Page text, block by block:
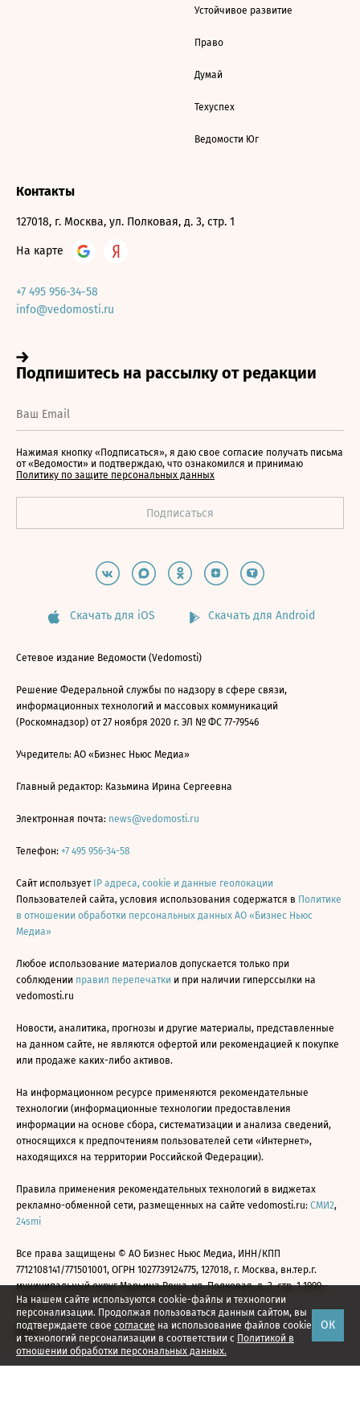
На нашем сайте используются cookie-файлы и технологии
персонализации. Продолжая пользоваться данным сайтом, вы
подтверждаете свое согласие на использование файлов cookie
и технологий персонализации в соответствии с Политикой в
отношении обработки персональных данных.
ОК
Устойчивое развитие
Право
Думай
Техуспех
Ведомости Юг
Контакты
127018, г. Москва, ул. Полковая, д. 3, стр. 1
На карте
+7 495 956-34-58
info@vedomosti.ru
Нажимая кнопку «Подписаться», я даю свое согласие получать письма
от «Ведомости» и подтверждаю, что ознакомился и принимаю
Политику по защите персональных данных
Скачать для iOS Скачать для Android
Сетевое издание Ведомости (Vedomosti)
Решение Федеральной службы по надзору в сфере связи,
информационных технологий и массовых коммуникаций
(Роскомнадзор) от 27 ноября 2020 г. ЭЛ № ФС 77-79546
Учредитель: АО «Бизнес Ньюс Медиа»
Главный редактор: Казьмина Ирина Сергеевна
Электронная почта: news@vedomosti.ru
Телефон: +7 495 956-34-58
Сайт использует IP адреса, cookie и данные геолокации
Пользователей сайта, условия использования содержатся в Политике
в отношении обработки персональных данных АО «Бизнес Ньюс
Медиа»
Любое использование материалов допускается только при
соблюдении правил перепечатки и при наличии гиперссылки на
vedomosti.ru
Новости, аналитика, прогнозы и другие материалы, представленные
на данном сайте, не являются офертой или рекомендацией к покупке
или продаже каких-либо активов.
На информационном ресурсе применяются рекомендательные
технологии (информационные технологии предоставления
информации на основе сбора, систематизации и анализа сведений,
относящихся к предпочтениям пользователей сети «Интернет»,
находящихся на территории Российской Федерации).
Правила применения рекомендательных технологий в виджетах
рекламно-обменной сети, размещенных на сайте vedomosti.ru: СМИ2,
24smi
Все права защищены © АО Бизнес Ньюс Медиа, ИНН/КПП
7712108141/771501001, ОГРН 1027739124775, 127018, г. Москва, вн.тер.г.
муниципальный округ Марьина Роща, ул. Полковая, д. 3, стр. 1 1999—
2026